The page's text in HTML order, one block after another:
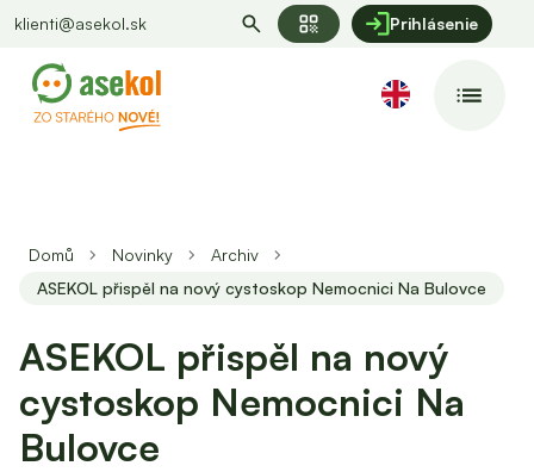
klienti@asekol.sk qr_code Prihlásenie
Domů Novinky
Archiv
ASEKOL přispěl na nový cystoskop Nemocnici Na Bulovce
ASEKOL přispěl na nový
cystoskop Nemocnici Na
Bulovce